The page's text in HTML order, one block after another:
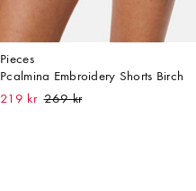
Pieces
Pcalmina Embroidery Shorts Birch
219 kr